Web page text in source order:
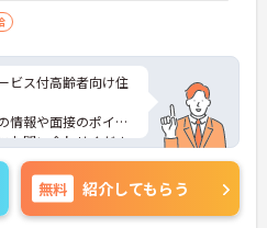
ビス付高齢者向け住
情報や面接のポイン
お問い合わせくださ
無料 紹介してもらう